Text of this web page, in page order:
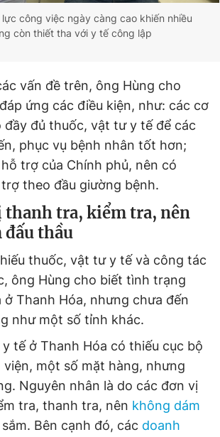
công việc ngày càng cao khiến nhiều
còn thiết tha với y tế công lập
vấn đề trên, ông Hùng cho
ứng các điều kiện, như: các cơ
đầy đủ thuốc, vật tư y tế để các
phục vụ bệnh nhân tốt hơn;
trợ của Chính phủ, nên có
theo đầu giường bệnh.
thanh tra, kiểm tra, nên
thầu
thuốc, vật tư y tế và công tác
ông Hùng cho biết tình trạng
Thanh Hóa, nhưng chưa đến
như một số tỉnh khác.
tế ở Thanh Hóa có thiếu cục bộ
một số mặt hàng, nhưng
Nguyên nhân là do các đơn vị
tra, thanh tra, nên không dám
sắm. Bên cạnh đó, các doanh